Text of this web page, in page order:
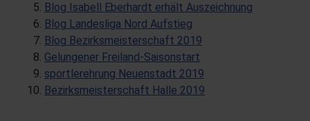
Blog Isabell Eberhardt erhält Auszeichnung
Blog Landesliga Nord Aufstieg
Blog Bezirksmeisterschaft 2019
Gelungener Freiland-Saisonstart
sportlerehrung Neuenstadt 2019
Bezirksmeisterschaft Halle 2019